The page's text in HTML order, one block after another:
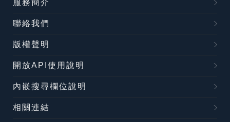
服務簡介
聯絡我們
版權聲明
開放API使用說明
內嵌搜尋欄位說明
相關連結